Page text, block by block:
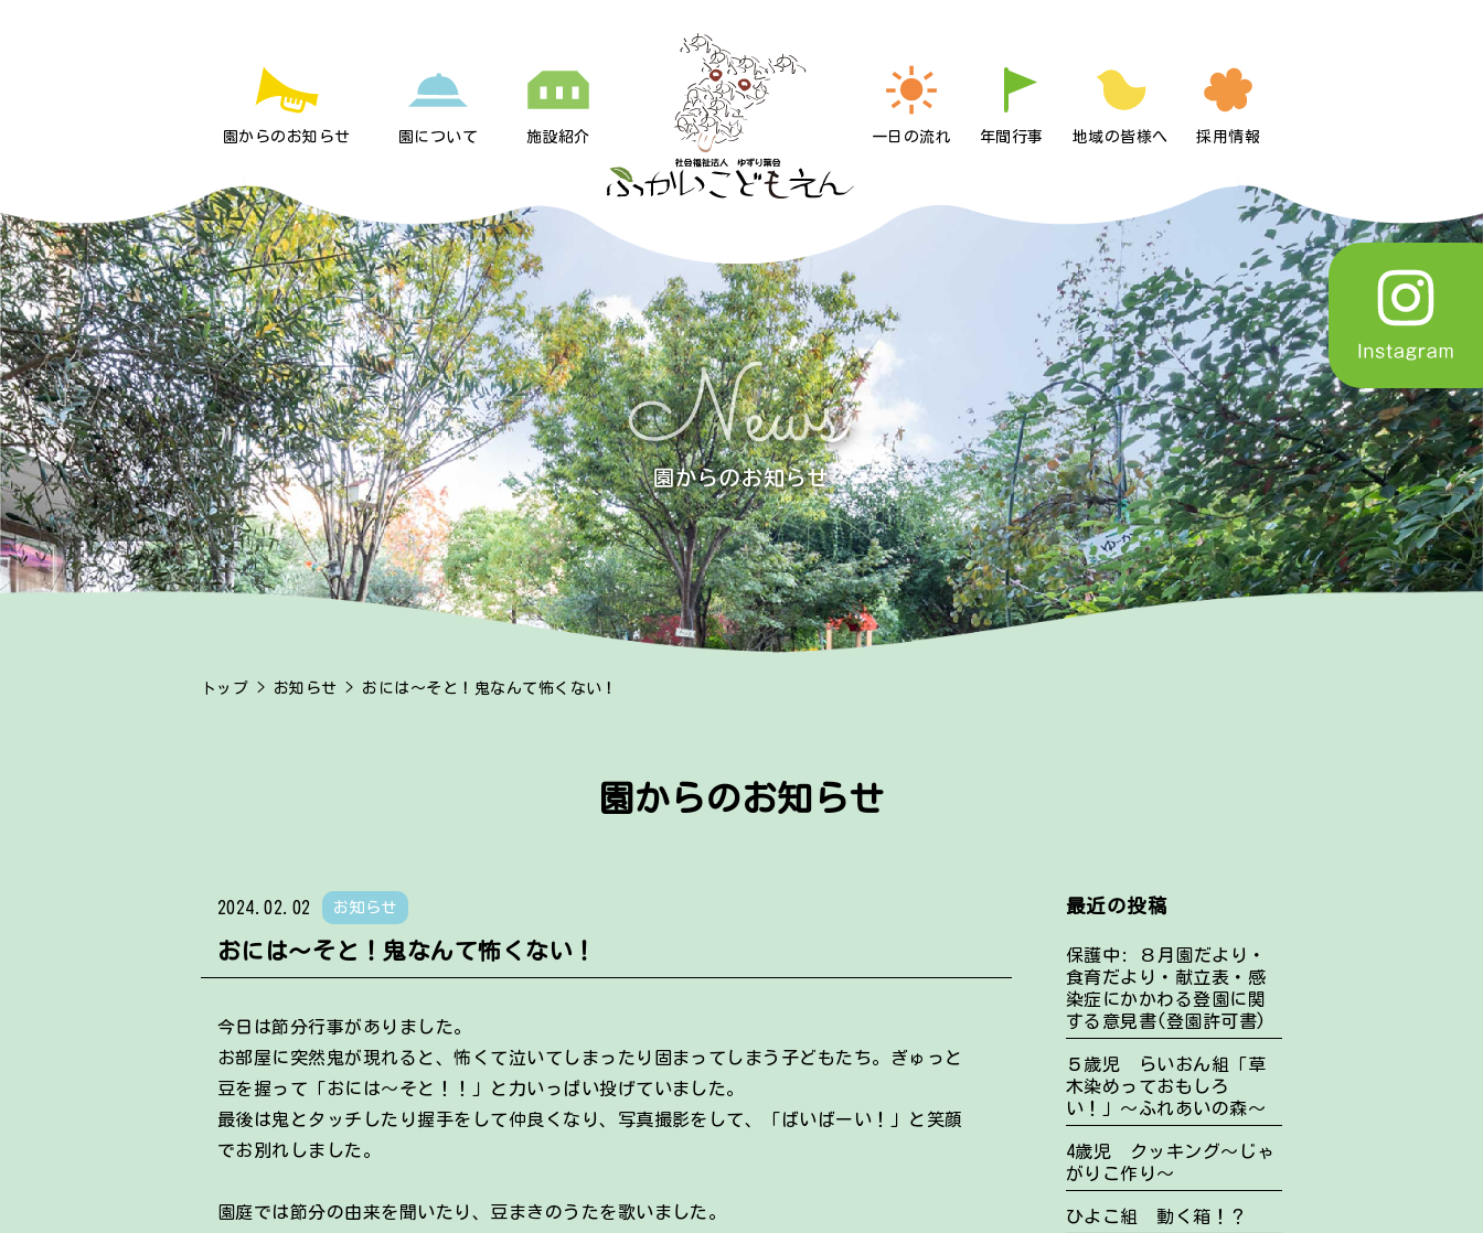
園からのお知らせ 園について 施設紹介 一日の流れ 年間行事 地域の皆様へ 採用情報
トップ > お知らせ > おには～そと！鬼なんて怖くない！
園からのお知らせ
2024.02.02 お知らせ
おには～そと！鬼なんて怖くない！
今日は節分行事がありました。
お部屋に突然鬼が現れると、怖くて泣いてしまったり固まってしまう子どもたち。ぎゅっと
豆を握って「おには～そと！！」と力いっぱい投げていました。
最後は鬼とタッチしたり握手をして仲良くなり、写真撮影をして、「ばいばーい！」と笑顔
でお別れしました。
園庭では節分の由来を聞いたり、豆まきのうたを歌いました。
最近の投稿
保護中: ８月園だより・
食育だより・献立表・感
染症にかかわる登園に関
する意見書(登園許可書)
５歳児 らいおん組「草
木染めっておもしろ
い！」～ふれあいの森～
4歳児 クッキング～じゃ
がりこ作り～
ひよこ組 動く箱！？